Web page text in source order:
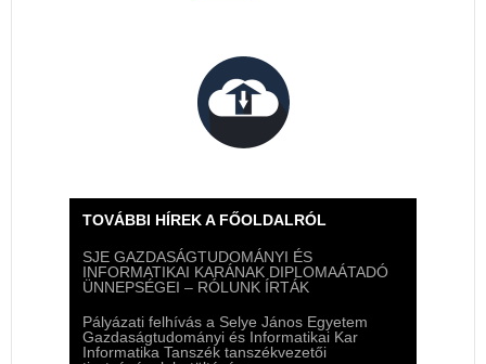
TOVÁBBI HÍREK A FŐOLDALRÓL
SJE GAZDASÁGTUDOMÁNYI ÉS
INFORMATIKAI KARÁNAK DIPLOMAÁTADÓ
ÜNNEPSÉGEI – RÓLUNK ÍRTÁK
Pályázati felhívás a Selye János Egyetem
Gazdaságtudományi és Informatikai Kar
Informatika Tanszék tanszékvezetői